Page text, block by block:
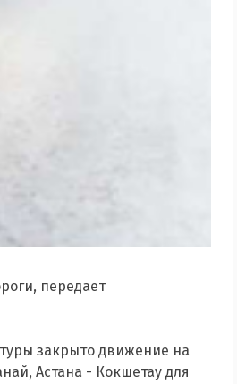
передает
закрыто движение на
Астана - Кокшетау для